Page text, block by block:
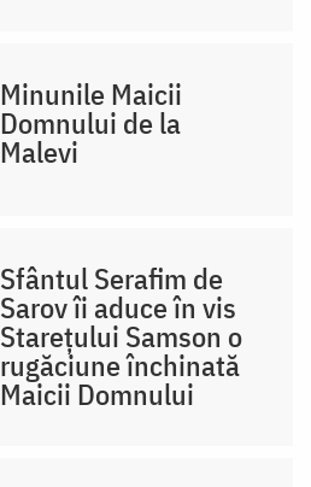
Minunile Maicii
Domnului de la
Malevi
Sfântul Serafim de
Sarov îi aduce în vis
Starețului Samson o
rugăciune închinată
Maicii Domnului